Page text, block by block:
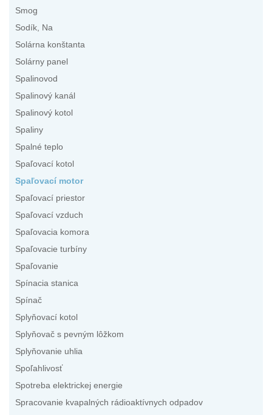
Smog
Sodík, Na
Solárna konštanta
Solárny panel
Spalinovod
Spalinový kanál
Spalinový kotol
Spaliny
Spalné teplo
Spaľovací kotol
Spaľovací motor
Spaľovací priestor
Spaľovací vzduch
Spaľovacia komora
Spaľovacie turbíny
Spaľovanie
Spínacia stanica
Spínač
Splyňovací kotol
Splyňovač s pevným lôžkom
Splyňovanie uhlia
Spoľahlivosť
Spotreba elektrickej energie
Spracovanie kvapalných rádioaktívnych odpadov